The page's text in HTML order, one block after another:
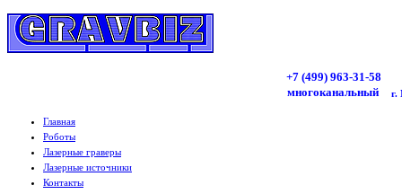
+7 (499) 963-31-58
многоканальный
г.
Главная
Роботы
Лазерные граверы
Лазерные источники
Контакты